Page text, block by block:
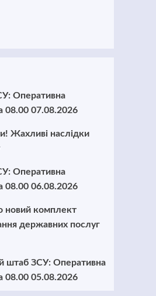
Оперативна
08.00 07.08.2026
Жахливі наслідки
Оперативна
08.00 06.08.2026
новий комплект
державних послуг
штаб ЗСУ: Оперативна
08.00 05.08.2026